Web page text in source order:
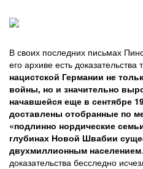
В своих последних письмах
его архиве есть доказательства
нацистской Германии не
войны, но и значительно
начавшейся еще в сентябре
доставлены отобранные по
«подлинно нордические
глубинах Новой Швабии
двухмиллионным населением
доказательства бесследно